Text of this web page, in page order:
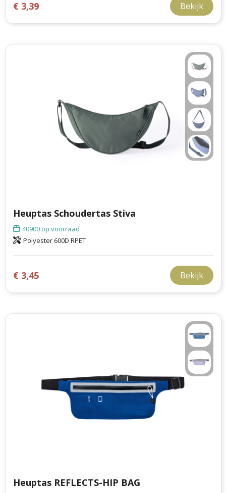
€ 3,39 Bekijk
Heuptas Schoudertas Stiva
40900op voorraad
Polyester 600D RPET
€ 3,45 Bekijk
Heuptas REFLECTS-HIP BAG